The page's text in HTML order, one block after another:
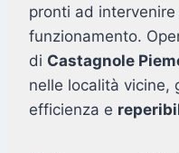
pronti ad
funzionamento.
di Castagnole
nelle località vicine,
efficienza e